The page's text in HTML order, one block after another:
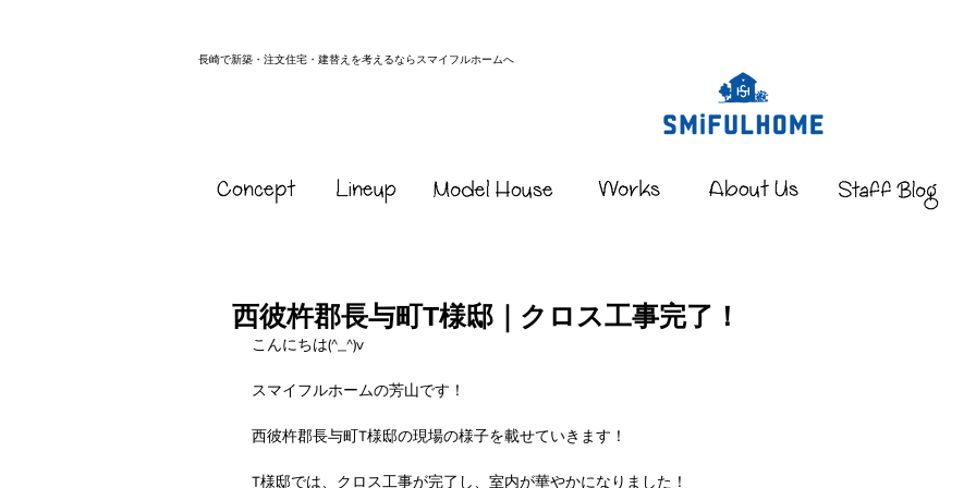
長崎で新築・注文住宅・建替えを考えるならスマイフルホームへ
西彼杵郡長与町T様邸｜クロス工事完了！
こんにちは(^_^)v
スマイフルホームの芳山です！
西彼杵郡長与町T様邸の現場の様子を載せていきます！
T様邸では、クロス工事が完了し、室内が華やかになりました！